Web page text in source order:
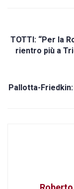
TOTTI: “Per la
rientro più a
Pallotta-